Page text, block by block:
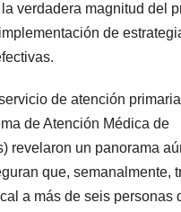
verdadera magnitud del
de
de atención primaria
de Atención Médica de
revelaron un panorama
que, semanalmente,
a más de seis personas